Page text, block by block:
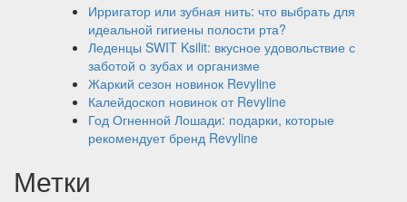
Ирригатор или зубная нить: что выбрать для
идеальной гигиены полости рта?
Леденцы SWIT Ksilit: вкусное удовольствие с
заботой о зубах и организме
Жаркий сезон новинок Revyline
Калейдоскоп новинок от Revyline
Год Огненной Лошади: подарки, которые
рекомендует бренд Revyline
Метки